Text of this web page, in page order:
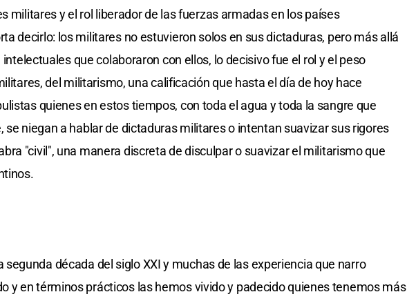
militares y el rol liberador de las fuerzas armadas en los países
decirlo: los militares no estuvieron solos en sus dictaduras, pero más allá
que colaboraron con ellos, lo decisivo fue el rol y el peso
del militarismo, una calificación que hasta el día de hoy hace
quienes en estos tiempos, con toda el agua y toda la sangre que
se niegan a hablar de dictaduras militares o intentan suavizar sus rigores
"civil", una manera discreta de disculpar o suavizar el militarismo que
segunda década del siglo XXI y muchas de las experiencia que narro
y en términos prácticos las hemos vivido y padecido quienes tenemos más